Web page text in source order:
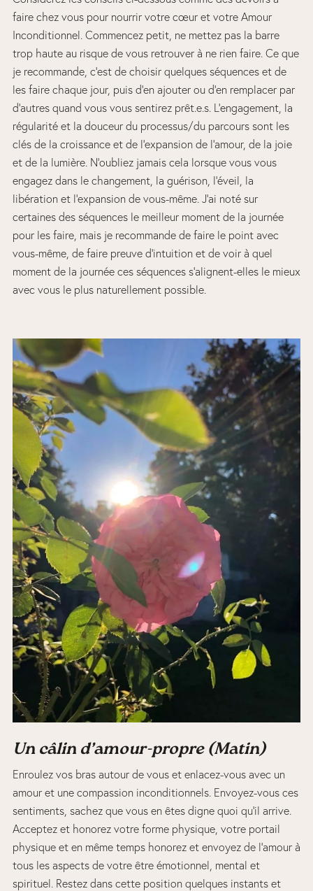
faire chez vous pour nourrir votre cœur et votre Amour
Inconditionnel. Commencez petit, ne mettez pas la barre
trop haute au risque de vous retrouver à ne rien faire. Ce que
je recommande, c’est de choisir quelques séquences et de
les faire chaque jour, puis d’en ajouter ou d’en remplacer par
d’autres quand vous vous sentirez prêt.e.s. L’engagement, la
régularité et la douceur du processus/du parcours sont les
clés de la croissance et de l’expansion de l’amour, de la joie
et de la lumière. N’oubliez jamais cela lorsque vous vous
engagez dans le changement, la guérison, l’éveil, la
libération et l’expansion de vous-même. J’ai noté sur
certaines des séquences le meilleur moment de la journée
pour les faire, mais je recommande de faire le point avec
vous-même, de faire preuve d’intuition et de voir à quel
moment de la journée ces séquences s’alignent-elles le mieux
avec vous le plus naturellement possible.
Un câlin d’amour-propre (Matin)
Enroulez vos bras autour de vous et enlacez-vous avec un
amour et une compassion inconditionnels. Envoyez-vous ces
sentiments, sachez que vous en êtes digne quoi qu’il arrive.
Acceptez et honorez votre forme physique, votre portail
physique et en même temps honorez et envoyez de l’amour à
tous les aspects de votre être émotionnel, mental et
spirituel. Restez dans cette position quelques instants et